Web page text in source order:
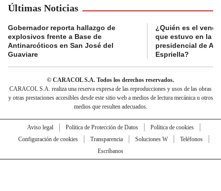
Últimas Noticias
Gobernador reporta hallazgo de
explosivos frente a Base de
Antinarcóticos en San José del
Guaviare
¿Quién es el
que estuvo en la
presidencial de
Espriella?
© CARACOL S.A. Todos los derechos reservados.
CARACOL S.A. realiza una reserva expresa de las reproducciones y usos de las obras
y otras prestaciones accesibles desde este sitio web a medios de lectura mecánica u otros
medios que resulten adecuados.
Aviso legal Política de Protección de Datos
Política de cookies
Configuración de cookies
Transparencia Soluciones W
Teléfonos
Escríbanos